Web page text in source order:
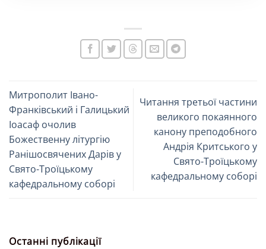
Митрополит Івано-
Франківський і Галицький
Іоасаф очолив
Божественну літургію
Ранішосвячених Дарів у
Свято-Троїцькому
кафедральному соборі
Читання третьої частини
великого покаянного
канону преподобного
Андрія Критського у
Свято-Троїцькому
кафедральному соборі
Останні публікації